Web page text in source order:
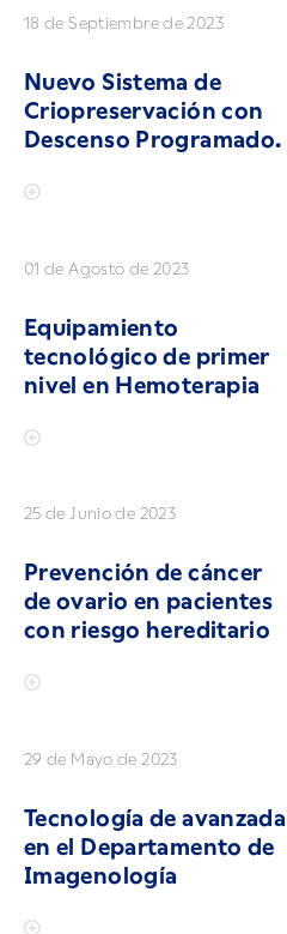
18 de Septiembre de 2023
Nuevo Sistema de
Criopreservación con
Descenso Programado.
01 de Agosto de 2023
Equipamiento
tecnológico de primer
nivel en Hemoterapia
25 de Junio de 2023
Prevención de cáncer
de ovario en pacientes
con riesgo hereditario
29 de Mayo de 2023
Tecnología de avanzada
en el Departamento de
Imagenología